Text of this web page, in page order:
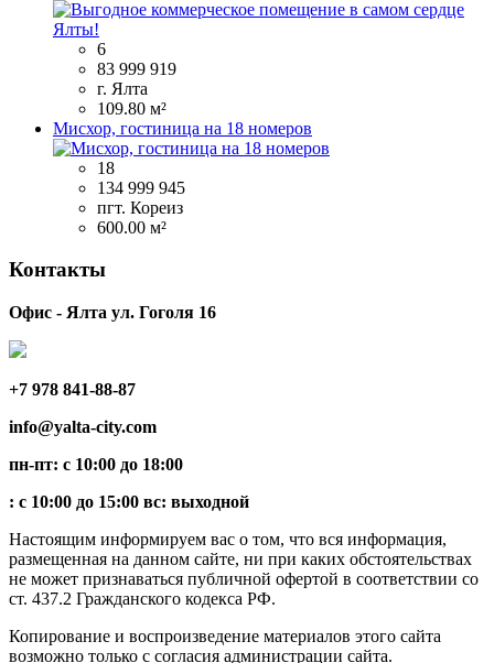
6
83 999 919
г. Ялта
109.80 м²
Мисхор, гостиница на 18 номеров
18
134 999 945
пгт. Кореиз
600.00 м²
Контакты
Офис - Ялта ул. Гоголя 16
+7 978 841-88-87
info@yalta-city.com
пн-пт: с 10:00 до 18:00
: с 10:00 до 15:00 вс: выходной
Настоящим информируем вас о том, что вся информация,
размещенная на данном сайте, ни при каких обстоятельствах
не может признаваться публичной офертой в соответствии со
ст. 437.2 Гражданского кодекса РФ.
Копирование и воспроизведение материалов этого сайта
возможно только с согласия администрации сайта.